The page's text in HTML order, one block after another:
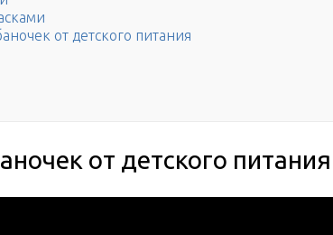
от детского питания
от детского питания